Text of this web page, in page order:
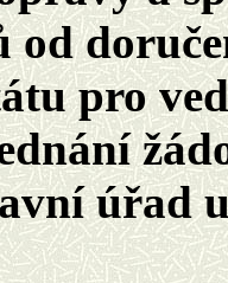
od
pro
úřad